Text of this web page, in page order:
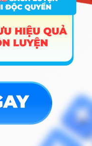
5
Ninh)
ngành
4
Xem
4
ngành
chi tiết
ngành
Xem
chi tiết
4
Xem